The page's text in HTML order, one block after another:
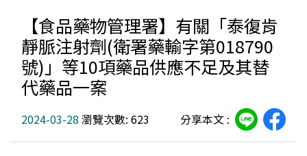
【食品藥物管理署】有關「泰復肯
靜脈注射劑(衛署藥輸字第018790
號)」等10項藥品供應不足及其替
代藥品一案
2024-03-28 瀏覽次數: 623 分享本文 :